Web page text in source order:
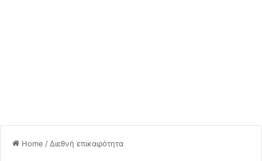
Home / Διεθνή επικαιρότητα